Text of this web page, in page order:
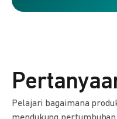
Pelajari bagaimana